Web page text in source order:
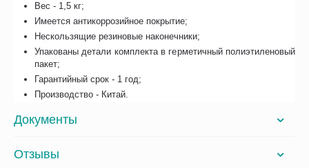
Вес - 1,5 кг;
Имеется антикоррозийное покрытие;
Нескользящие резиновые наконечники;
Упакованы детали комплекта в герметичный полиэтиленовый
пакет;
Гарантийный срок - 1 год;
Производство - Китай.
Документы
Отзывы